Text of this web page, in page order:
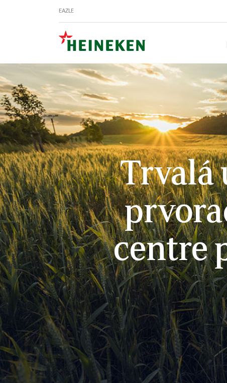
EAZLE
Trvalá
centre